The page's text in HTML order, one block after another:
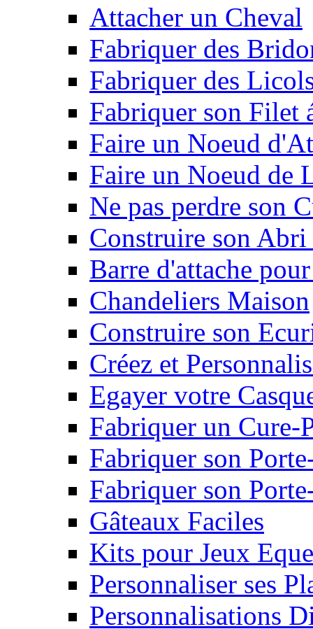
Attacher un Cheval
Fabriquer des
Fabriquer des
Fabriquer son Filet
Faire un Noeud
Faire un Noeud de
Ne pas perdre son
Construire son
Barre d'attache
Chandeliers Maison
Construire son
Créez et
Egayer votre
Fabriquer un Cure-
Fabriquer son
Fabriquer son
Gâteaux Faciles
Kits pour Jeux
Personnaliser ses
Personnalisations